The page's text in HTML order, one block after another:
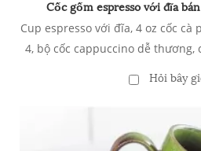
Cốc gốm espresso với đĩa
Cup espresso với đĩa, 4 oz cốc cà
4, bộ cốc cappuccino dễ thương,
Hỏi bây